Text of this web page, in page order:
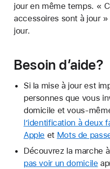
jour en même temps. «
accessoires sont à jour »
jour.
Besoin d’aide?
Si la mise à jour est
personnes que vous
domicile et vous-
l’identification à deux
Apple et Mots de
Découvrez la marche
pas voir un domicile